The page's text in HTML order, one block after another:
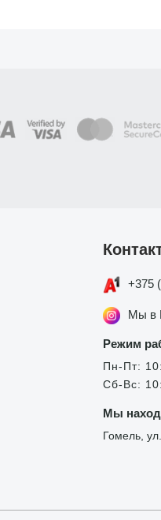
+375
Мы в
Режим
Пн-Пт:
Сб-Вс:
Мы
Гомель,